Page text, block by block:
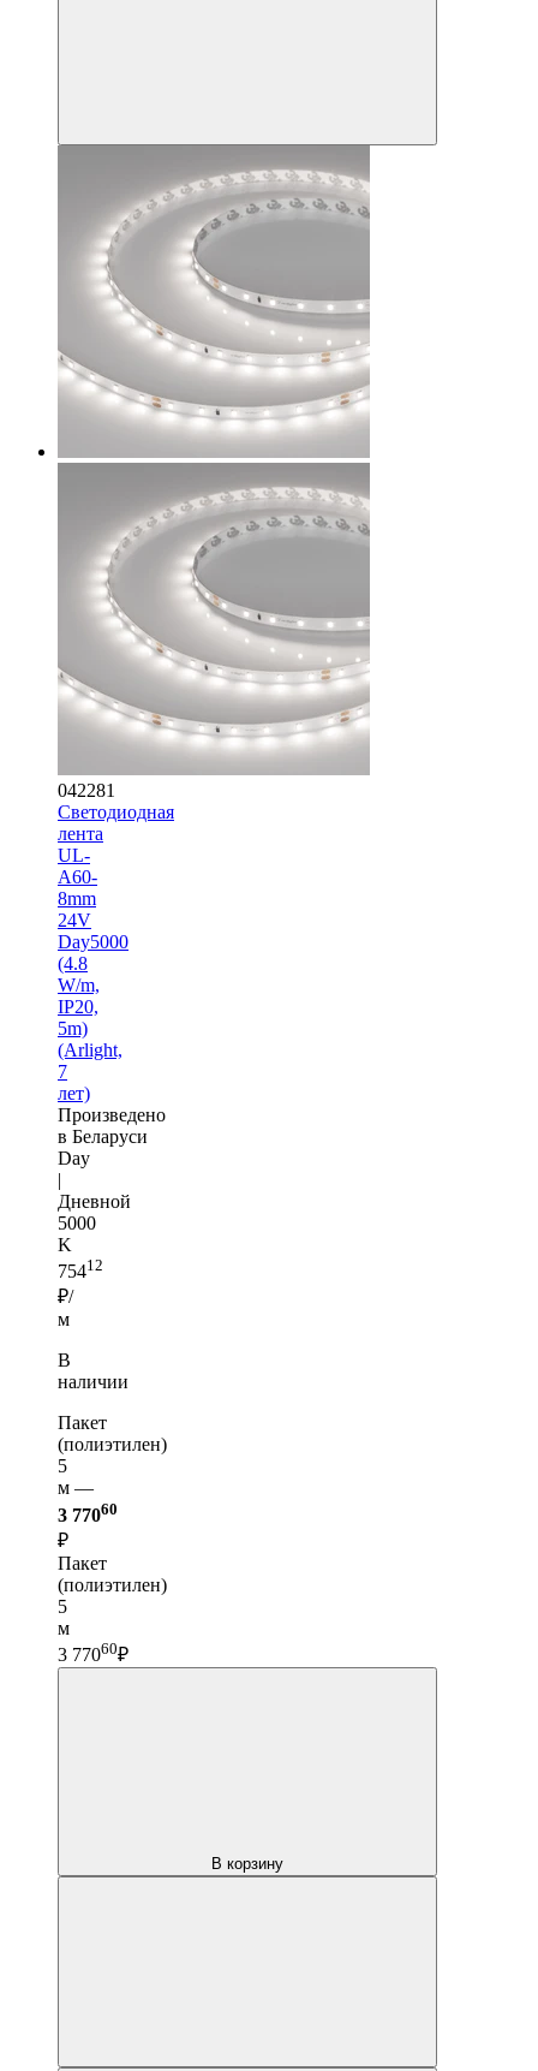
042281
Светодиодная
лента
UL-
A60-
8mm
24V
Day5000
(4.8
W/m,
IP20,
5m)
(Arlight,
7
лет)
Произведено
в Беларуси
Day
|
Дневной
5000
K
75412
₽/
м
В
наличии
Пакет
(полиэтилен)
5
м —
3 77060
₽
Пакет
(полиэтилен)
5
м
3 77060₽
В корзину